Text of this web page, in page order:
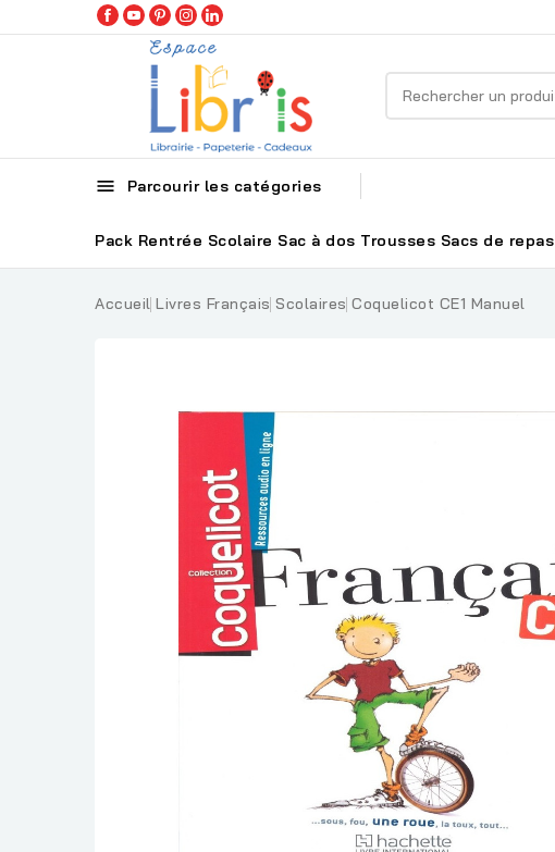
 Parcourir les catégories
Pack Rentrée Scolaire Sac à dos Trousses Sacs de repas
Accueil Livres Français Scolaires Coquelicot CE1 Manuel